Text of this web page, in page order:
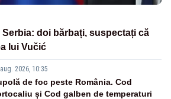
doi bărbați, suspectați că
lui Vučić
2026, 10:35
de foc peste România. Cod
și Cod galben de temperaturi